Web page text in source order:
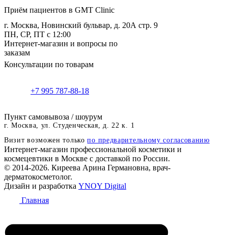
Приём пациентов в GMT Clinic
г. Москва, Новинский бульвар, д. 20А стр. 9
ПН, СР, ПТ с 12:00
Интернет-магазин и вопросы по
заказам
Консультации по товарам
+7 995 787-88-18
Пункт самовывоза / шоурум
г. Москва, ул. Студенческая, д. 22 к. 1
Визит возможен толькопо предварительному согласованию
Интернет-магазин профессиональной косметики и
космецевтики в Москве с доставкой по России.
© 2014-2026. Киреева Арина Германовна, врач-
дерматокосметолог.
Дизайн и разработка YNOY Digital
Главная